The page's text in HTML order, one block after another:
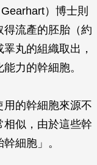
）博士則
流產的胚胎（約
丸的組織取出，
力的幹細胞。
的幹細胞來源不
相似，由於這些幹
細胞」。